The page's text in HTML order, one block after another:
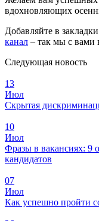
вдохновляющих
Добавляйте в закладки
канал – так мы с вами
Следующая новость
13
Июл
Скрытая
10
Июл
Фразы в вакансиях: 9
кандидатов
07
Июл
Как успешно пройти